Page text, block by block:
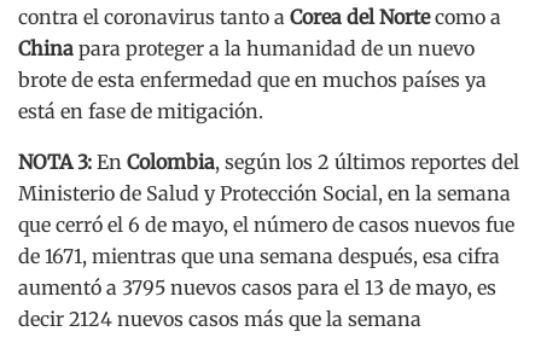
contra el coronavirus tanto a Corea del Nortecomo a
China para proteger a la humanidad de un nuevo
brote de esta enfermedad que en muchos países ya
está en fase de mitigación.
NOTA 3: En Colombia, según los 2 últimos reportes del
Ministerio de Salud y Protección Social, en la semana
que cerró el 6 de mayo, el número de casos nuevos fue
de 1671, mientras que una semana después, esa cifra
aumentó a 3795 nuevos casos para el 13 de mayo, es
decir 2124 nuevos casos más que la semana